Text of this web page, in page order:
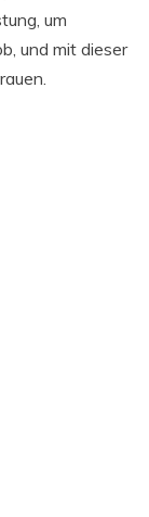
um
und mit dieser